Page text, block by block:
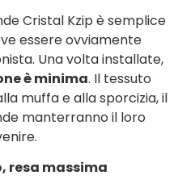
Cristal Kzip è semplice
essere ovviamente
Una volta installate,
è minima. Il tessuto
muffa e alla sporcizia, il
manterranno il loro
resa massima